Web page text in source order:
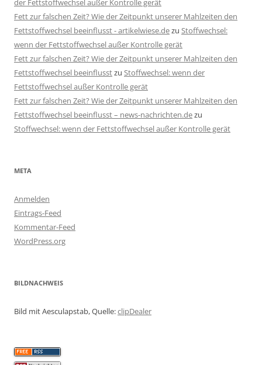
der Fettstoffwechsel außer Kontrolle gerät
Fett zur falschen Zeit? Wie der Zeitpunkt unserer Mahlzeiten den
Fettstoffwechsel beeinflusst - artikelwiese.dezu Stoffwechsel:
wenn der Fettstoffwechsel außer Kontrolle gerät
Fett zur falschen Zeit? Wie der Zeitpunkt unserer Mahlzeiten den
Fettstoffwechsel beeinflusstzu Stoffwechsel: wenn der
Fettstoffwechsel außer Kontrolle gerät
Fett zur falschen Zeit? Wie der Zeitpunkt unserer Mahlzeiten den
Fettstoffwechsel beeinflusst – news-nachrichten.dezu
Stoffwechsel: wenn der Fettstoffwechsel außer Kontrolle gerät
META
Anmelden
Eintrags-Feed
Kommentar-Feed
WordPress.org
BILDNACHWEIS
Bild mit Aesculapstab, Quelle:clipDealer